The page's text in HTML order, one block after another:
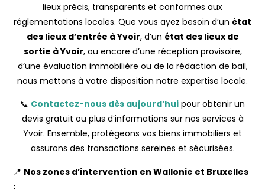
lieux précis, transparents et conformes aux
réglementations locales. Que vous ayez besoin d’un état
des lieux d’entrée à Yvoir, d’un état des lieux de
sortie à Yvoir, ou encore d’une réception provisoire,
d’une évaluation immobilière ou de la rédaction de bail,
nous mettons à votre disposition notre expertise locale.
📞 Contactez-nous dès aujourd’hui pour obtenir un
devis gratuit ou plus d’informations sur nos services à
Yvoir. Ensemble, protégeons vos biens immobiliers et
assurons des transactions sereines et sécurisées.
📍 Nos zones d’intervention en Wallonie et Bruxelles
: